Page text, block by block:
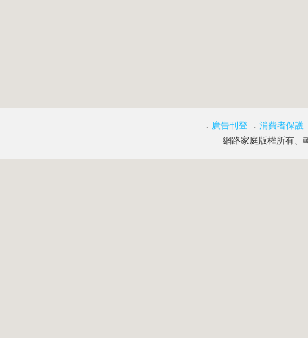
． 廣告刊登 ． 消費者保護
網路家庭版權所有、